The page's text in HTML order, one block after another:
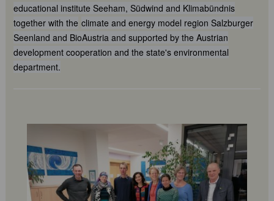
educational institute Seeham, Südwind and Klimabündnis
together with the climate and energy model region Salzburger
Seenland and BioAustria and supported by the Austrian
development cooperation and the state's environmental
department.